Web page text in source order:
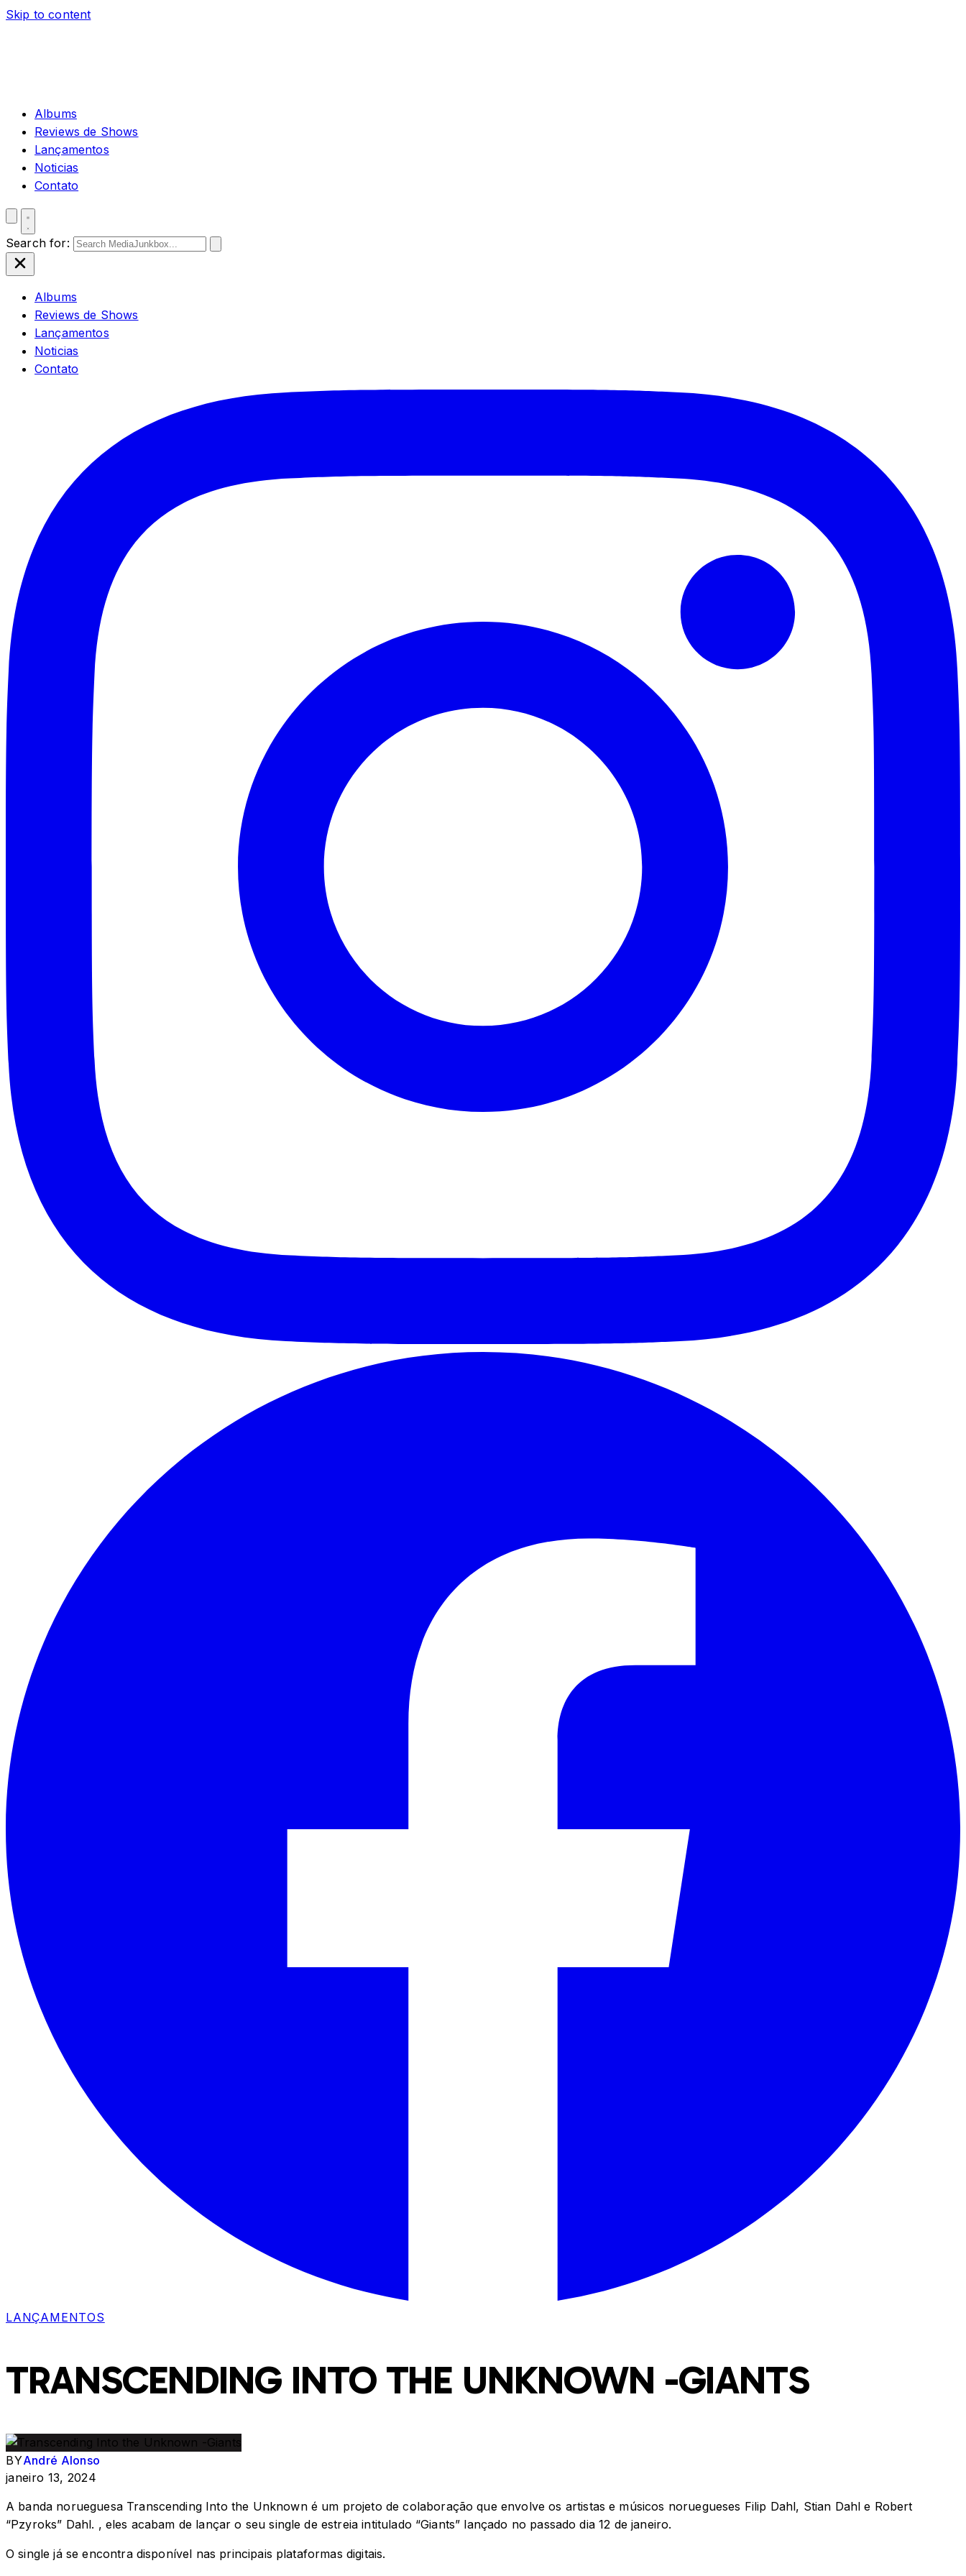
Skip to content
Albums
Reviews de Shows
Lançamentos
Noticias
Contato
Search for:
Albums
Reviews de Shows
Lançamentos
Noticias
Contato
LANÇAMENTOS
TRANSCENDING INTO THE UNKNOWN -GIANTS
BYAndré Alonso
janeiro 13, 2024
A banda norueguesa Transcending Into the Unknown é um projeto de colaboração que envolve os artistas e músicos noruegueses Filip Dahl, Stian Dahl e Robert
“Pzyroks” Dahl. , eles acabam de lançar o seu single de estreia intitulado “Giants” lançado no passado dia 12 de janeiro.
O single já se encontra disponível nas principais plataformas digitais.